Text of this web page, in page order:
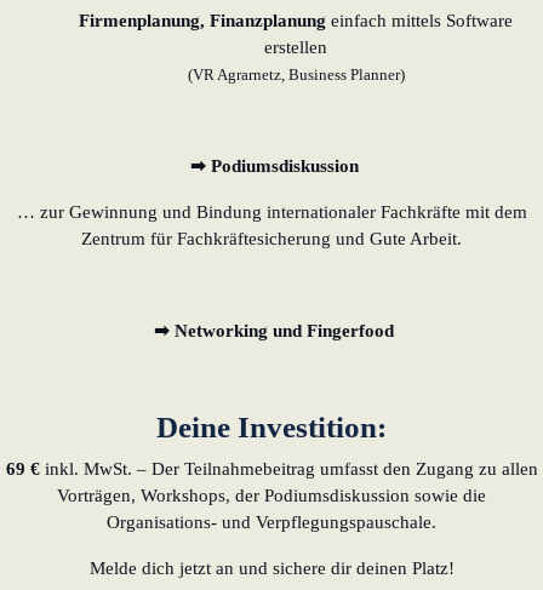
Firmenplanung, Finanzplanung einfach mittels Software
erstellen
(VR Agrarnetz, Business Planner)
➡ Podiumsdiskussion
… zur Gewinnung und Bindung internationaler Fachkräfte mit dem
Zentrum für Fachkräftesicherung und Gute Arbeit.
➡ Networking und Fingerfood
Deine Investition:
69 €inkl. MwSt. – Der Teilnahmebeitrag umfasst den Zugang zu allen
Vorträgen, Workshops, der Podiumsdiskussion sowie die
Organisations- und Verpflegungspauschale.
Melde dich jetzt an und sichere dir deinen Platz!